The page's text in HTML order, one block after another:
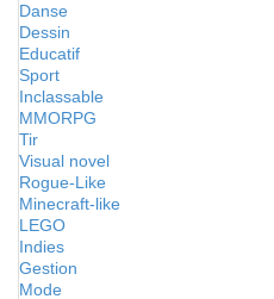
Danse
Dessin
Educatif
Sport
Inclassable
MMORPG
Tir
Visual novel
Rogue-Like
Minecraft-like
LEGO
Indies
Gestion
Mode